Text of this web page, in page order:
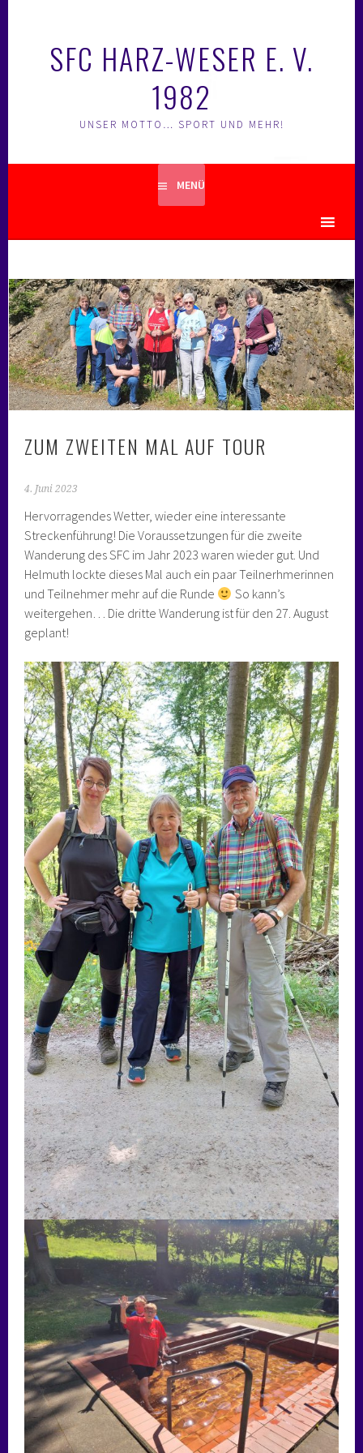
SFC HARZ-WESER E. V.
1982
UNSER MOTTO… SPORT UND MEHR!
MENÜ
ZUM ZWEITEN MAL AUF TOUR
4. Juni 2023
Hervorragendes Wetter, wieder eine interessante
Streckenführung! Die Voraussetzungen für die zweite
Wanderung des SFC im Jahr 2023 waren wieder gut. Und
Helmuth lockte dieses Mal auch ein paar Teilnerhmerinnen
und Teilnehmer mehr auf die Runde
So kann’s
weitergehen… Die dritte Wanderung ist für den 27. August
geplant!